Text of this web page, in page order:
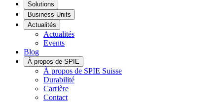
Solutions
Business Units
Actualités
Actualités
Events
Blog
À propos de SPIE
À propos de SPIE Suisse
Durabilité
Carrière
Contact